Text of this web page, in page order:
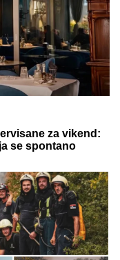
VILA U
kupio
EVRA, a ne
bazen i
kao
identitet i
osobi!